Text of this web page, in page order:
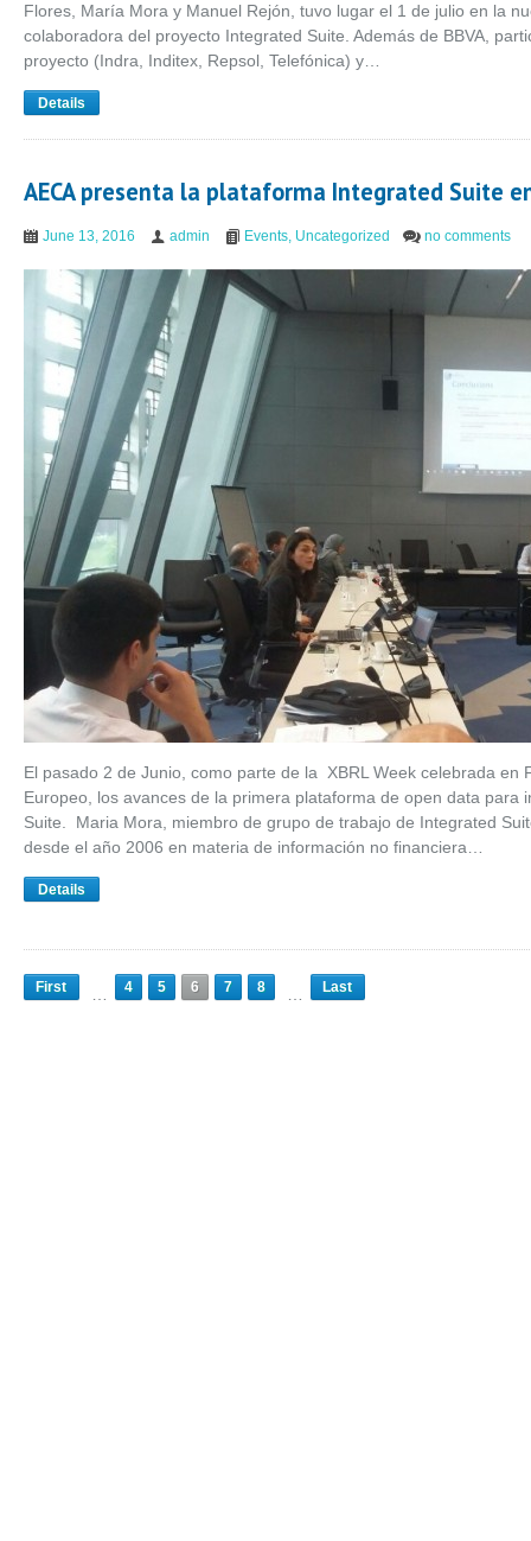
Flores, María Mora y Manuel Rejón, tuvo lugar el 1 de julio en la
colaboradora del proyecto Integrated Suite. Además de BBVA,
proyecto (Indra, Inditex, Repsol, Telefónica) y…
Details
AECA presenta la plataforma Integrated Suite
June 13, 2016 admin Events, Uncategorized no comments
El pasado 2 de Junio, como parte de la XBRL Week celebrada en
Europeo, los avances de la primera plataforma de open data para
Suite. Maria Mora, miembro de grupo de trabajo de Integrated
desde el año 2006 en materia de información no financiera…
Details
First 4 5 6 7 8 Last